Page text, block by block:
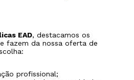
EAD, destacamos os
fazem da nossa oferta de
profissional;